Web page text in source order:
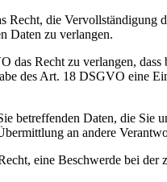
Recht, die Vervollständigung
Daten zu verlangen.
das Recht zu verlangen,
des Art. 18 DSGVO eine
betreffenden Daten, die Sie
an andere
eine Beschwerde bei der